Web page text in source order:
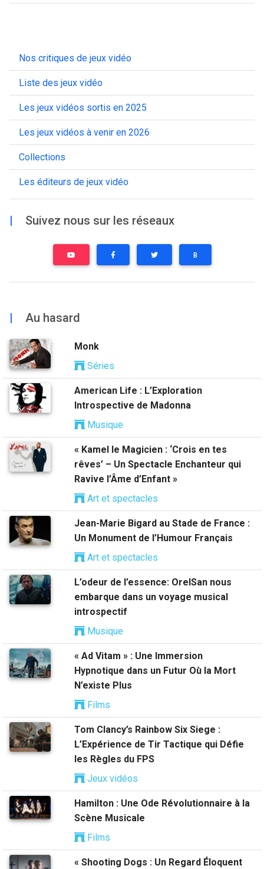
Nos critiques de jeux vidéo
Liste des jeux vidéo
Les jeux vidéos sortis en 2025
Les jeux vidéos à venir en 2026
Collections
Les éditeurs de jeux vidéo
| Suivez nous sur les réseaux
B
| Au hasard
Monk
Séries
American Life : L’Exploration
Introspective de Madonna
Musique
« Kamel le Magicien : ‘Crois en tes
rêves’ – Un Spectacle Enchanteur qui
Ravive l’Âme d’Enfant »
Art et spectacles
Jean-Marie Bigard au Stade de France :
Un Monument de l’Humour Français
Art et spectacles
L’odeur de l’essence: OrelSan nous
embarque dans un voyage musical
introspectif
Musique
« Ad Vitam » : Une Immersion
Hypnotique dans un Futur Où la Mort
N’existe Plus
Films
Tom Clancy’s Rainbow Six Siege :
L’Expérience de Tir Tactique qui Défie
les Règles du FPS
Jeux vidéos
Hamilton : Une Ode Révolutionnaire à la
Scène Musicale
Films
« Shooting Dogs : Un Regard Éloquent